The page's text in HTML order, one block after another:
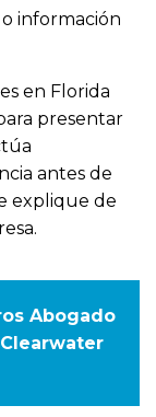
información
en Florida
presentar
antes de
explique de
Abogado